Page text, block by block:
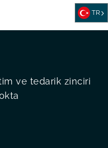
ve tedarik zinciri
TR